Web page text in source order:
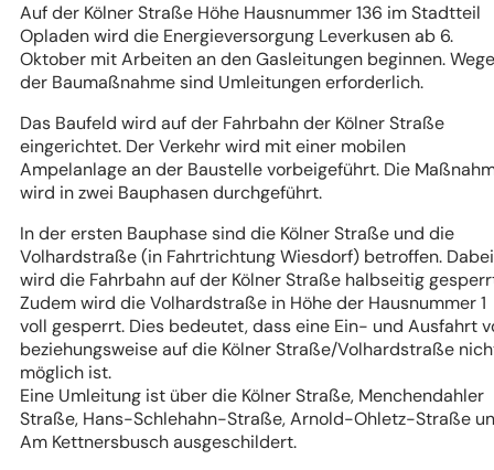
Auf der Kölner Straße Höhe Hausnummer 136 im Stadtteil
Opladen wird die Energieversorgung Leverkusen ab 6.
Oktober mit Arbeiten an den Gasleitungen beginnen.
der Baumaßnahme sind Umleitungen erforderlich.
Das Baufeld wird auf der Fahrbahn der Kölner Straße
eingerichtet. Der Verkehr wird mit einer mobilen
Ampelanlage an der Baustelle vorbeigeführt. Die
wird in zwei Bauphasen durchgeführt.
In der ersten Bauphase sind die Kölner Straße und die
Volhardstraße (in Fahrtrichtung Wiesdorf) betroffen. Dabei
wird die Fahrbahn auf der Kölner Straße halbseitig
Zudem wird die Volhardstraße in Höhe der Hausnummer 1
voll gesperrt. Dies bedeutet, dass eine Ein- und Ausfahrt
beziehungsweise auf die Kölner Straße/Volhardstraße
möglich ist.
Eine Umleitung ist über die Kölner Straße, Menchendahler
Straße, Hans-Schlehahn-Straße, Arnold-Ohletz-Straße
Am Kettnersbusch ausgeschildert.